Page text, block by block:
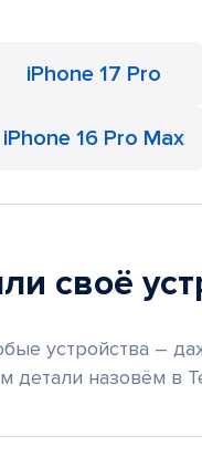
iPhone 17 Pro
iPhone 16 Pro Max
своё
устройства –
детали назовём в